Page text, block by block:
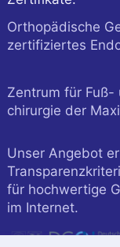
Orthopädische
zertifiziertes
Zentrum für Fuß-
chirurgie der
Unser Angebot
für hochwertige
im Internet.